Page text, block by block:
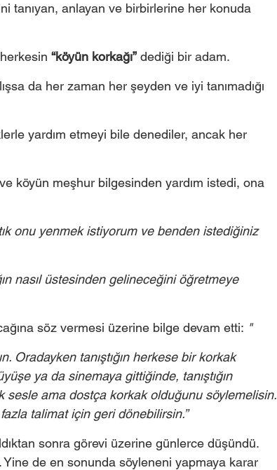
tanıyan, anlayan ve birbirlerine her konuda
“köyün korkağı” dediği bir adam.
da her zaman her şeyden ve iyi tanımadığı
yardım etmeyi bile denediler, ancak her
köyün meşhur bilgesinden yardım istedi, ona
onu yenmek istiyorum ve benden istediğiniz
nasıl üstesinden gelineceğini öğretmeye
söz vermesi üzerine bilge devam etti: "
Oradayken tanıştığın herkese bir korkak
ya da sinemaya gittiğinde, tanıştığın
sesle ama dostça korkak olduğunu söylemelisin.
talimat için geri dönebilirsin.”
sonra görevi üzerine günlerce düşündü.
de en sonunda söyleneni yapmaya karar